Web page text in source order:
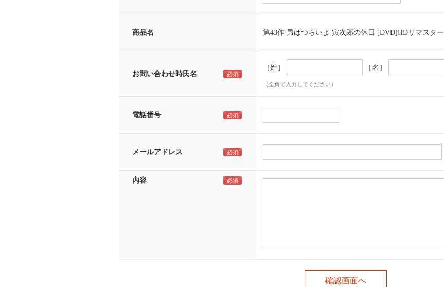
商品名 第43作 男はつらいよ 寅次郎の休日 [DVD]HDリマスター
お問い合わせ時氏名
［姓］ ［名］
（全角で入力してください）
電話番号
メールアドレス
内容